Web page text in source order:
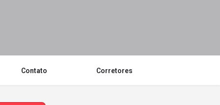
Contato Corretores